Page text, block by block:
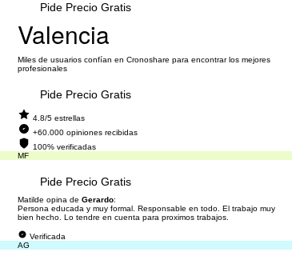
Pide Precio Gratis
Pide Precio Gratis
Pide Precio Gratis
Valencia
Miles de usuarios confían en Cronoshare para encontrar los mejores
profesionales
4.8/5 estrellas
+60.000 opiniones recibidas
100% verificadas
MF
Matilde opina de Gerardo:
Persona educada y muy formal. Responsable en todo. El trabajo muy
bien hecho. Lo tendre en cuenta para proximos trabajos.
Verificada
AG